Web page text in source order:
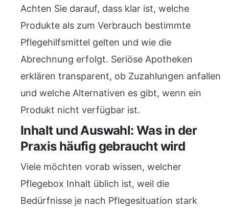
Achten Sie darauf, dass klar ist, welche
Produkte als zum Verbrauch bestimmte
Pflegehilfsmittel gelten und wie die
Abrechnung erfolgt. Seriöse Apotheken
erklären transparent, ob Zuzahlungen anfallen
und welche Alternativen es gibt, wenn ein
Produkt nicht verfügbar ist.
Inhalt und Auswahl: Was in der
Praxis häufig gebraucht wird
Viele möchten vorab wissen, welcher
Pflegebox Inhalt üblich ist, weil die
Bedürfnisse je nach Pflegesituation stark